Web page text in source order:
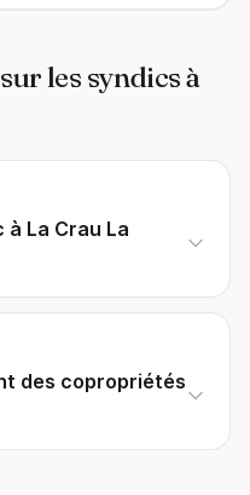
les syndics à
La Crau La
des copropriétés